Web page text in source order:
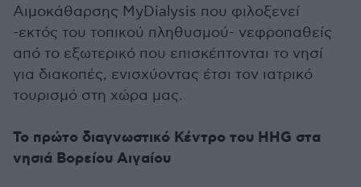
Αιμοκάθαρσης MyDialysis που φιλοξενεί
-εκτός του τοπικού πληθυσμού- νεφροπαθείς
από το εξωτερικό που επισκέπτονται το νησί
για διακοπές, ενισχύοντας έτσι τον ιατρικό
τουρισμό στη χώρα μας.
Το πρώτο διαγνωστικό Κέντρο του ΗΗG στα
νησιά Βορείου Αιγαίου